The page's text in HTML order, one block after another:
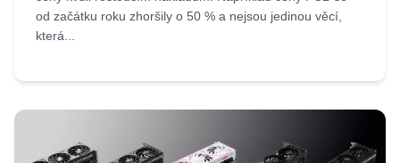
od začátku roku zhoršily o 50 % a nejsou jedinou věcí,
která...